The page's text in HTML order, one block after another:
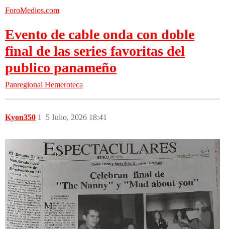
ForoMedios.com
Evento de cable onda con doble
final de las series favoritas del
publico panameño
Panregional Hemeroteca
Kyon350 5 Julio, 2026 18:41
1